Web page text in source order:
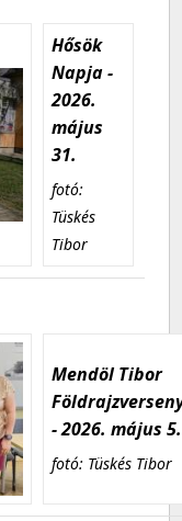
Hősök
Napja -
2026.
május
31.
fotó:
Tüskés
Tibor
Mendöl Tibor
- 2026. május 5.
fotó: Tüskés Tibor